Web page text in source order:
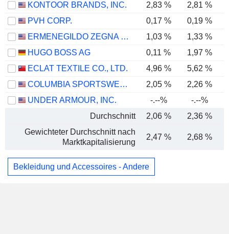
KONTOOR BRANDS, INC.
2,83 % 2,81 %
PVH CORP.
0,17 %
0,19 %
ERMENEGILDO ZEGNA N.V.
1,03 % 1,33 %
HUGO BOSS AG
0,11 % 1,97 %
ECLAT TEXTILE CO., LTD.
4,96 % 5,62 %
COLUMBIA SPORTSWEAR COMPANY
2,05 % 2,26 %
UNDER ARMOUR, INC.
-.--% -.--%
Durchschnitt
2,06 % 2,36 %
Gewichteter Durchschnitt nach
Marktkapitalisierung
2,47 % 2,68 %
Bekleidung und Accessoires - Andere